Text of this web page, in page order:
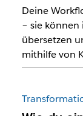
Deine
– sie können
übersetzen
mithilfe von